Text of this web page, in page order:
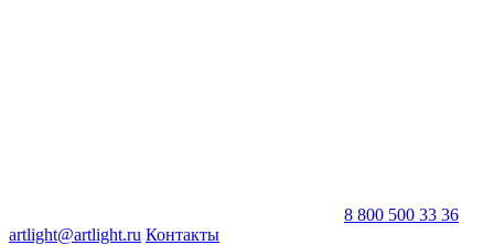
8 800 500 33 36
artlight@artlight.ru Контакты